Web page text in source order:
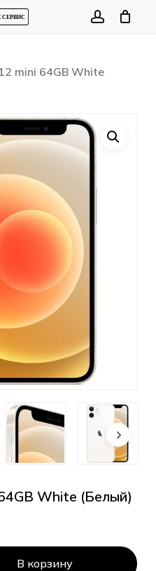
mini 64GB White
White (Белый)
В корзину